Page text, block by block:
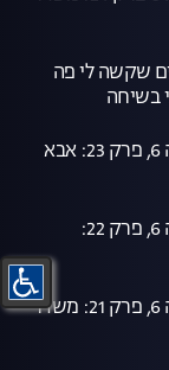
שקשה לי פה
בשיחה
האח הגדול, עונה 6, פרק 23: אבא
האח הגדול, עונה 6, פרק 22:
האח הגדול, עונה 6, פרק 21: משדר